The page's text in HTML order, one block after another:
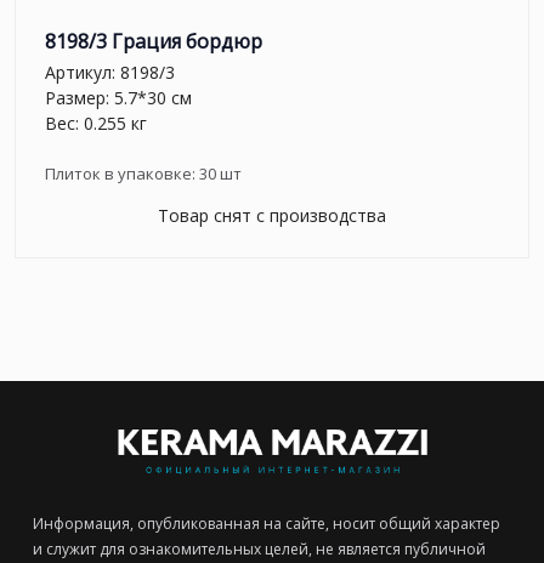
8198/3 Грация бордюр
Артикул: 8198/3
Размер: 5.7*30 см
Вес: 0.255 кг
Плиток в упаковке: 30шт
Товар снят с производства
Информация, опубликованная на сайте, носит общий характер
и служит для ознакомительных целей, не является публичной